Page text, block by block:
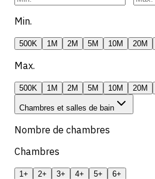
Min.
500K 1M 2M 5M 10M 20M
Max.
500K 1M 2M 5M 10M 20M
Chambres et salles de bain
Nombre de chambres
Chambres
1+ 2+ 3+ 4+ 5+ 6+